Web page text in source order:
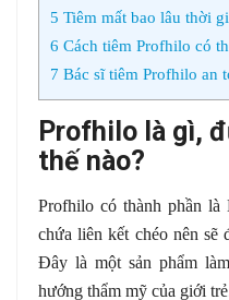
5 Tiêm mất bao lâu thời
6 Cách tiêm Profhilo có
7 Bác sĩ tiêm Profhilo an
Profhilo là gì,
thế nào?
Profhilo có thành phần
chứa liên kết chéo nên sẽ
Đây là một sản phẩm
hướng thẩm mỹ của giới